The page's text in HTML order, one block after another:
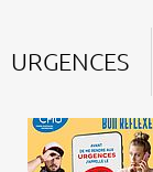
URGENCES